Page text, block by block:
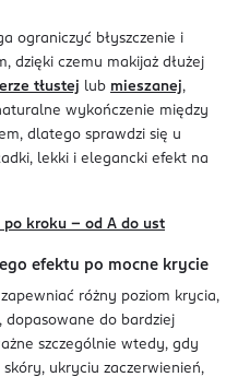
ograniczyć błyszczenie i
dzięki czemu makijaż dłużej
tłustej lub mieszanej,
wykończenie między
dlatego sprawdzi się u
lekki i elegancki efekt na
po kroku – od A do ust
efektu po mocne krycie
różny poziom krycia,
dopasowane do bardziej
szczególnie wtedy, gdy
ukryciu zaczerwienień,